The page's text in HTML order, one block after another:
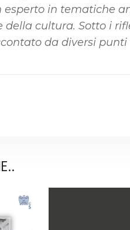
esperto in tematiche
della cultura. Sotto i
da diversi punti